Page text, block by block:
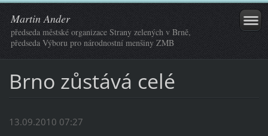
Martin Ander
předseda městské organizace Strany zelených v Brně,
předseda Výboru pro národnostní menšiny ZMB
Brno zůstává celé
13.09.2010 07:27